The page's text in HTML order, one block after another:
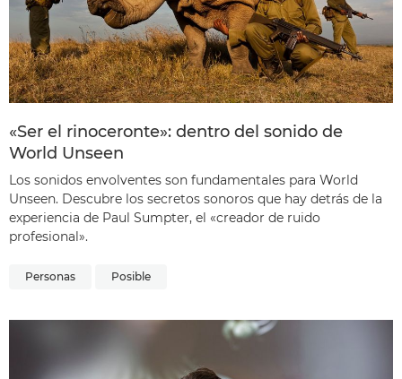
«Ser el rinoceronte»: dentro del sonido de
World Unseen
Los sonidos envolventes son fundamentales para World
Unseen. Descubre los secretos sonoros que hay detrás de la
experiencia de Paul Sumpter, el «creador de ruido
profesional».
Personas Posible